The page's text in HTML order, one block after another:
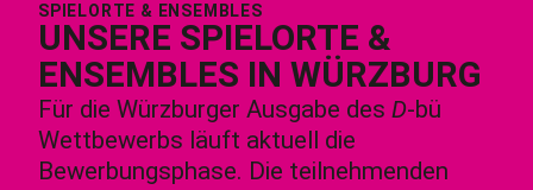
SPIELORTE & ENSEMBLES
UNSERE SPIELORTE &
ENSEMBLES IN WÜRZBURG
Für die Würzburger Ausgabe des D-bü
Wettbewerbs läuft aktuell die
Bewerbungsphase. Die teilnehmenden